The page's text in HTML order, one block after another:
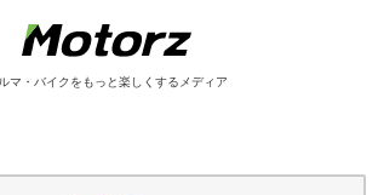
マ・バイクをもっと楽しくするメディア